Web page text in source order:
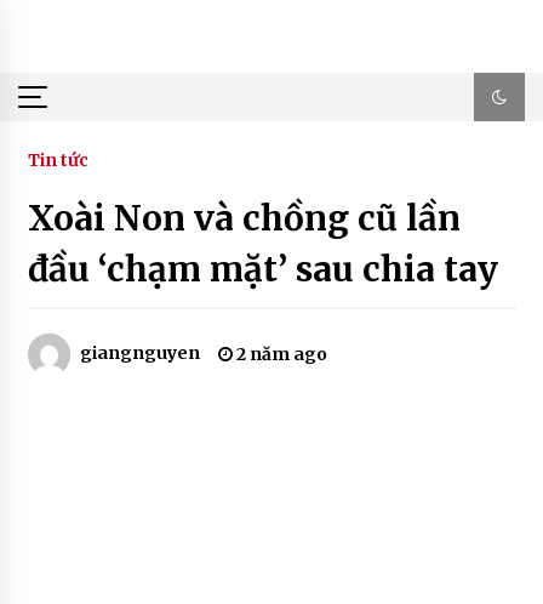
Tin tức
Xoài Non và chồng cũ lần
đầu ‘chạm mặt’ sau chia tay
giangnguyen 2 năm ago